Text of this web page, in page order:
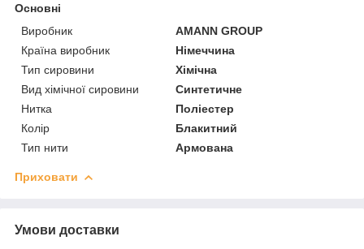
Основні
Виробник
AMANN GROUP
Країна виробник
Німеччина
Тип сировини
Хімічна
Вид хімічної сировини
Синтетичне
Нитка
Поліестер
Колір
Блакитний
Тип нити
Армована
Приховати
Умови доставки